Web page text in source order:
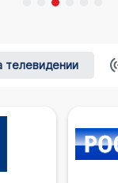
телевидении